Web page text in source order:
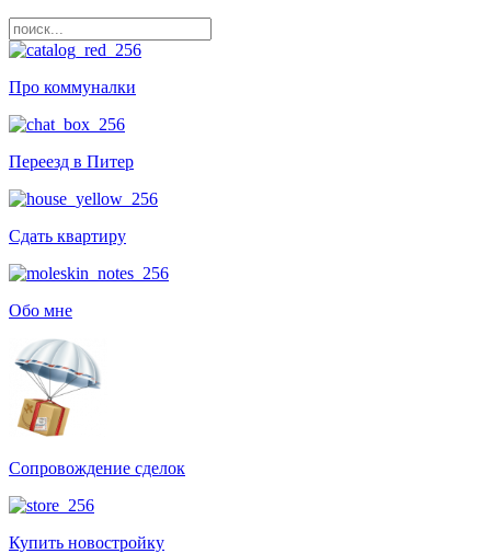
Про коммуналки
Переезд в Питер
Сдать квартиру
Обо мне
Сопровождение сделок
Купить новостройку